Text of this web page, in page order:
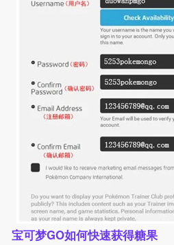
宝可梦GO如何快速获得糖果